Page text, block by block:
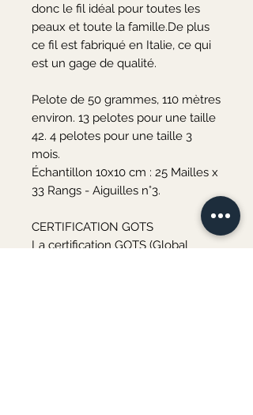
donc le fil idéal pour toutes les
peaux et toute la famille.De plus
ce fil est fabriqué en Italie, ce qui
est un gage de qualité.
Pelote de 50 grammes, 110 mètres
environ. 13 pelotes pour une taille
42. 4 pelotes pour une taille 3
mois.
Échantillon 10x10 cm : 25 Mailles x
33 Rangs - Aiguilles n°3.
CERTIFICATION GOTS
La certification GOTS (Global